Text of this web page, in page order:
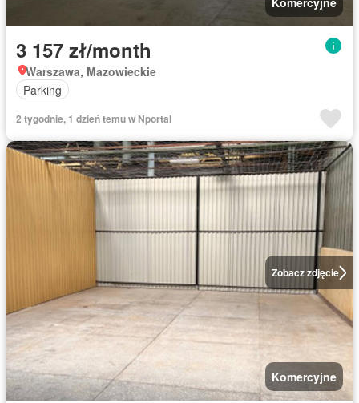
3 157 zł/month
Warszawa, Mazowieckie
Parking
2 tygodnie, 1 dzień temu w Nportal
Zobacz zdjęcie
Komercyjne